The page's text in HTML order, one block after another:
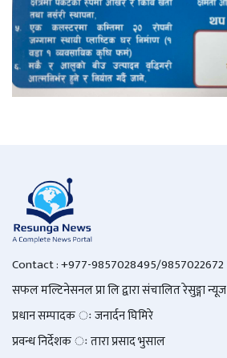
Contact : +977-9857028495/9857022672
सफल मल्टिनेसनल प्रा लि द्वारा संचालित रेसुङ्गा न्यूज
प्रधान सम्पादक ः जनार्दन घिमिरे
प्रवन्ध निर्देशक ः तारा प्रसाद भुसाल